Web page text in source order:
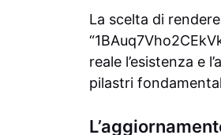
La scelta di
reale l’esistenza e
pilastri